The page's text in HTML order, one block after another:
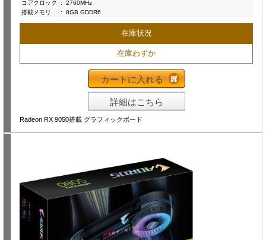
コアクロック
:
2760MHz
搭載メモリ
: 8GB GDDR6
在庫状況
在庫わずか
カートに入れる
詳細はこちら
Radeon RX 9050搭載 グラフィックボード